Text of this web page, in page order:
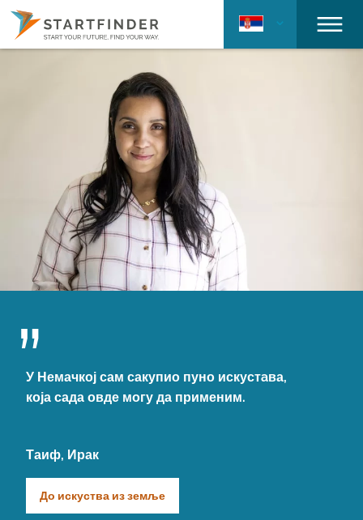
У Немачкој сам сакупио пуно искустaва,
која сада овде могу да применим.
Таиф, Ирак
До искуства из земље